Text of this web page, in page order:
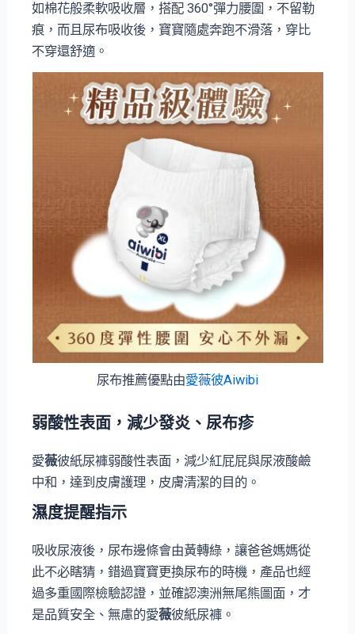
如棉花般柔軟吸收層，搭配 360°彈力腰圍，不留勒
痕，而且尿布吸收後，寶寶隨處奔跑不滑落，穿比
不穿還舒適。
尿布推薦優點由愛薇彼Aiwibi
弱酸性表面，減少發炎、尿布疹
愛薇彼紙尿褲弱酸性表面，減少紅屁屁與尿液酸鹼
中和，達到皮膚護理，皮膚清潔的目的。
濕度提醒指示
吸收尿液後，尿布邊條會由黃轉綠，讓爸爸媽媽從
此不必瞎猜，錯過寶寶更換尿布的時機，產品也經
過多重國際檢驗認證，並確認澳洲無尾熊圖面，才
是品質安全、無慮的愛薇彼紙尿褲。